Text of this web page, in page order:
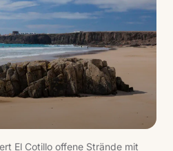
El Cotillo offene Strände mit